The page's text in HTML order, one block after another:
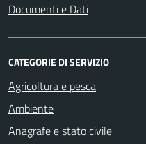
Documenti e Dati
CATEGORIE DI SERVIZIO
Agricoltura e pesca
Ambiente
Anagrafe e stato civile